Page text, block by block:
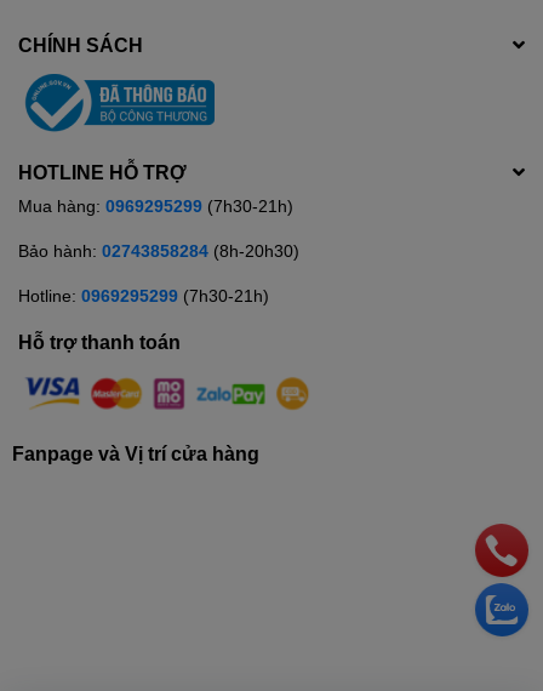
CHÍNH SÁCH
HOTLINE HỖ TRỢ
Mua hàng: 0969295299 (7h30-21h)
Bảo hành: 02743858284 (8h-20h30)
Hotline: 0969295299 (7h30-21h)
Hỗ trợ thanh toán
Fanpage và Vị trí cửa hàng